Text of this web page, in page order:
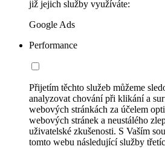
již jejich služby využíváte:
Google Ads
Performance
Přijetím těchto služeb můžeme
analyzovat chování při klikání a
webových stránkách za účelem
webových stránek a neustálého
uživatelské zkušenosti. S Vaším
tomto webu následující služby